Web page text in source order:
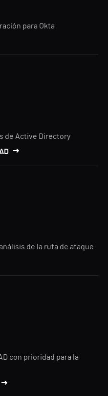
para Okta
de Active Directory
de la ruta de ataque
con prioridad para la